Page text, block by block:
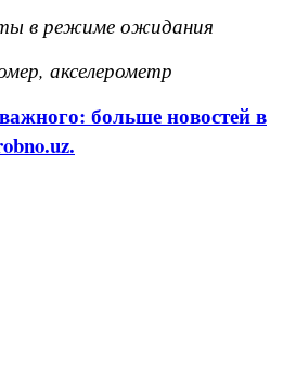
в режиме ожидания
акселерометр
больше новостей в